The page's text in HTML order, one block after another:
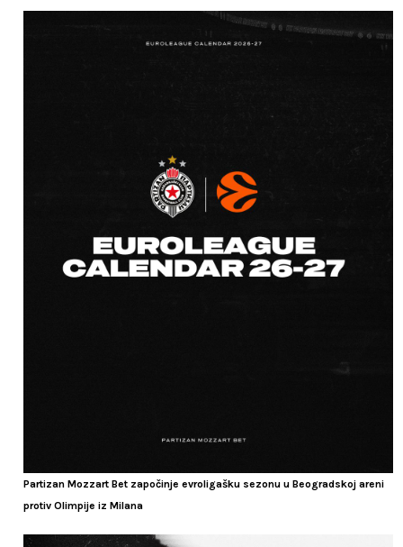
Partizan Mozzart Bet započinje evroligašku sezonu u Beogradskoj areni
protiv Olimpije iz Milana